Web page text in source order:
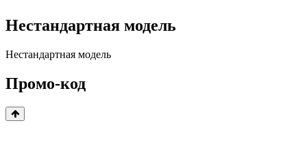
Нестандартная модель
Нестандартная модель
Промо-код